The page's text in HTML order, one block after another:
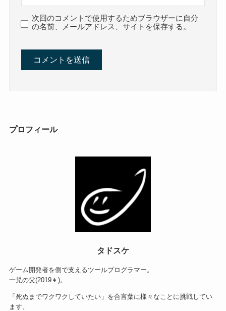
次回のコメントで使用するためブラウザーに自分
の名前、メールアドレス、サイトを保存する。
プロフィール
タドスケ
ゲーム開発者を側で支えるツールプログラマー。
一児の父(2019👧)。
「死ぬまでワクワクしていたい」を合言葉に様々なことに挑戦してい
ます。